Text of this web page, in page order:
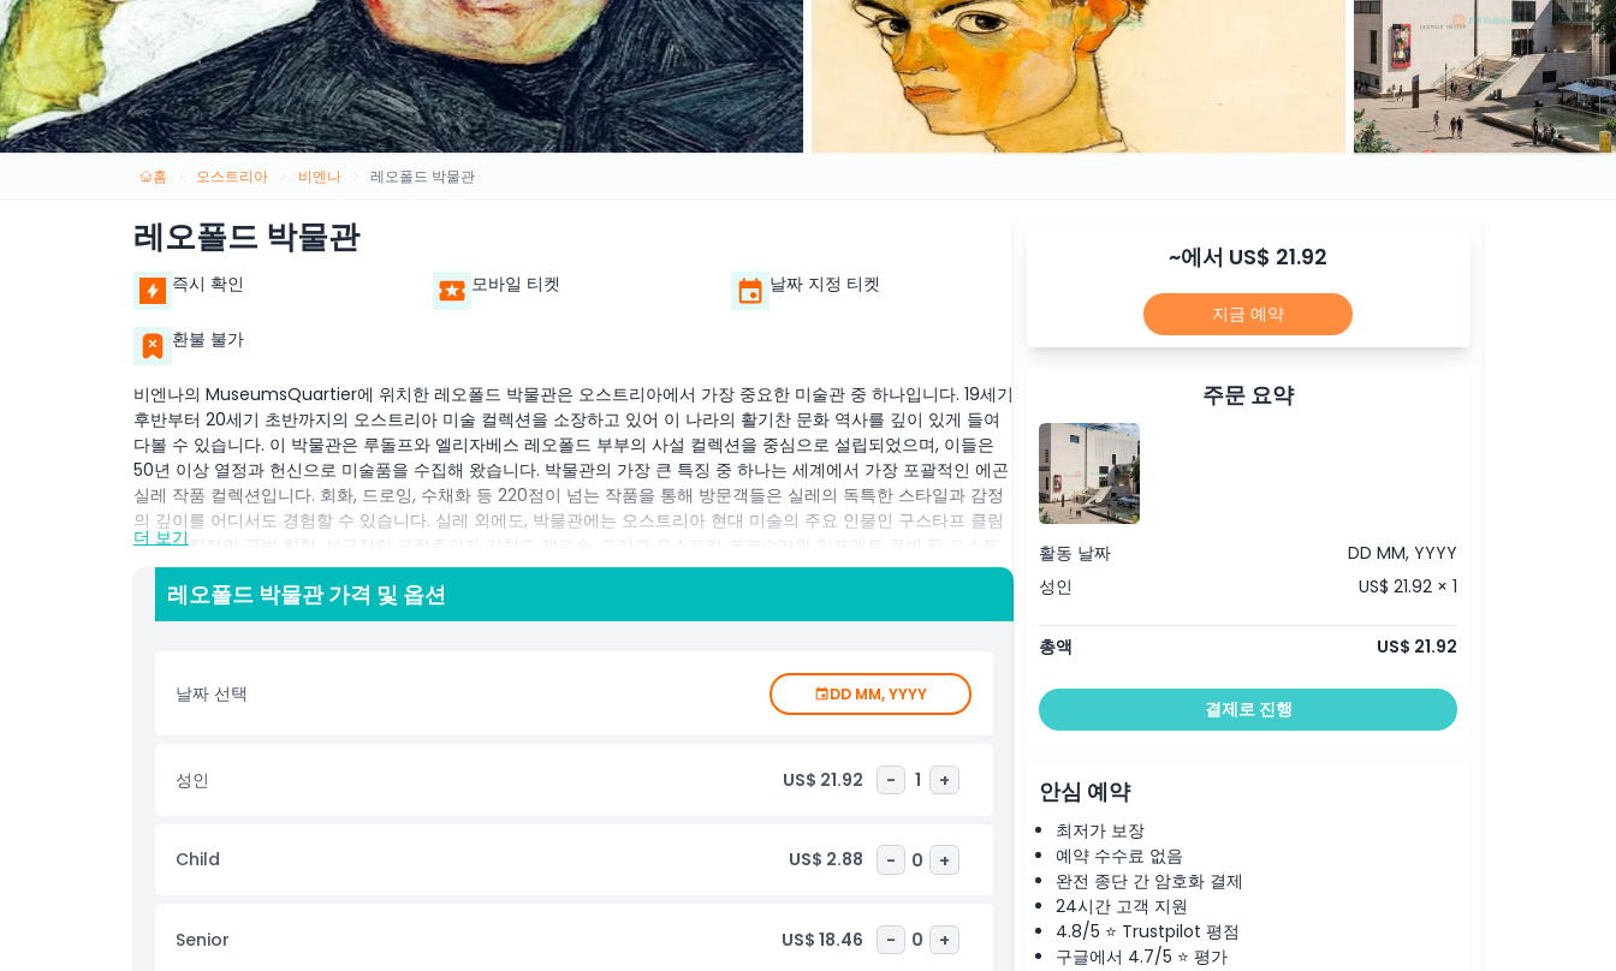
홈 오스트리아 비엔나 레오폴드 박물관
레오폴드 박물관
즉시 확인 모바일 티켓 날짜 지정 티켓
환불 불가
비엔나의 MuseumsQuartier에 위치한 레오폴드 박물관은 오스트리아에서 가장 중요한 미술관 중 하나입니다. 19세기
후반부터 20세기 초반까지의 오스트리아 미술 컬렉션을 소장하고 있어 이 나라의 활기찬 문화 역사를 깊이 있게 들여
다볼 수 있습니다. 이 박물관은 루돌프와 엘리자베스 레오폴드 부부의 사설 컬렉션을 중심으로 설립되었으며, 이들은
50년 이상 열정과 헌신으로 미술품을 수집해 왔습니다. 박물관의 가장 큰 특징 중 하나는 세계에서 가장 포괄적인 에곤
실레 작품 컬렉션입니다. 회화, 드로잉, 수채화 등 220점이 넘는 작품을 통해 방문객들은 실레의 독특한 스타일과 감정
의 깊이를 어디서도 경험할 수 있습니다. 실레 외에도, 박물관에는 오스트리아 현대 미술의 주요 인물인 구스타프 클림
트의 상징적인 금빛 회화, 선구적인 표현주의자 리처드 게르슬, 그리고 오스트카 코코슈카와 알프레트 쿠빈 등 오스트
리아 예술 정체성 형성에 영향을 준 작품들도 전시되어 있습니다. 레오폴드 박물관은 비엔나 분리파와 표현주의 등 현
대 미술을 형성한 운동들을 흥미롭게 탐험하는 여정을 제공합니다. 오스트리아 문화, 미술사, 또는 단순히 아름답고 생
각을 자극하는 미술 작품에 관심 있는 사람이라면 꼭 방문해야 할 장소입니다.
하이라이트
포함 사항
더 보기
레오폴드 박물관 가격 및 옵션
날짜 선택 DD MM, YYYY
성인 US$ 21.92 - 1 +
Child US$ 2.88 - 0 +
Senior US$ 18.46 - 0 +
~에서 US$ 21.92
지금 예약
주문 요약
활동 날짜
DD MM, YYYY
성인
US$ 21.92 × 1
총액 US$ 21.92
결제로 진행
안심 예약
최저가 보장
예약 수수료 없음
완전 종단 간 암호화 결제
24시간 고객 지원
4.8/5 ⭐ Trustpilot 평점
구글에서 4.7/5 ⭐ 평가